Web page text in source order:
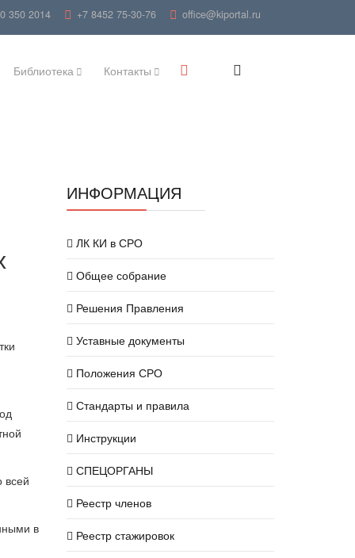
350 2014 +7 8452 75-30-76 office@kiportal.ru
Библиотека Контакты
всей
в
ИНФОРМАЦИЯ
ЛК КИ в СРО
Общее собрание
Решения Правления
Уставные документы
Положения СРО
Стандарты и правила
Инструкции
СПЕЦОРГАНЫ
Реестр членов
Реестр стажировок